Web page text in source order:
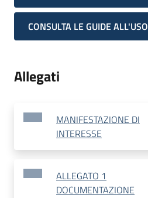
CONSULTA LE GUIDE ALL'USO
Allegati
MANIFESTAZIONE DI
INTERESSE
ALLEGATO 1
DOCUMENTAZIONE